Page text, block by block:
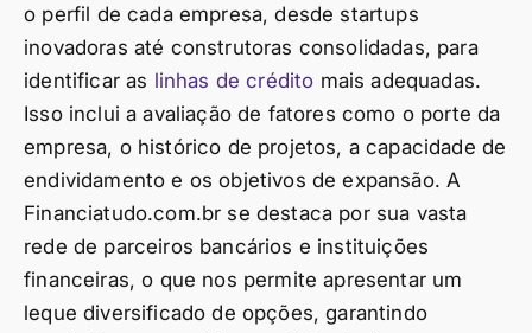
o perfil de cada empresa, desde startups
inovadoras até construtoras consolidadas, para
identificar as linhas de crédito mais adequadas.
Isso inclui a avaliação de fatores como o porte da
empresa, o histórico de projetos, a capacidade de
endividamento e os objetivos de expansão. A
Financiatudo.com.br se destaca por sua vasta
rede de parceiros bancários e instituições
financeiras, o que nos permite apresentar um
leque diversificado de opções, garantindo